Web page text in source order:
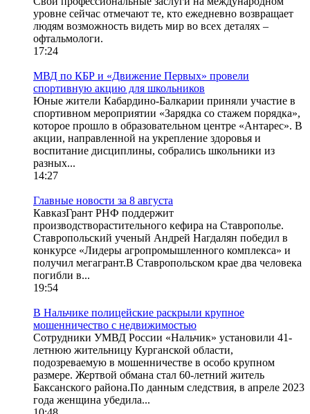
уровне сейчас отмечают те, кто ежедневно возвращает
людям возможность видеть мир во всех деталях –
офтальмологи.
17:24
МВД по КБР и «Движение Первых» провели
спортивную акцию для школьников
Юные жители Кабардино-Балкарии приняли участие в
спортивном мероприятии «Зарядка со стажем порядка»,
которое прошло в образовательном центре «Антарес». В
акции, направленной на укрепление здоровья и
воспитание дисциплины, собрались школьники из
разных...
14:27
Главные новости за 8 августа
КавказГрант РНФ поддержит
производстворастительного кефира на Ставрополье.
Ставропольский ученый Андрей Нагдалян победил в
конкурсе «Лидеры агропромышленного комплекса» и
получил мегагрант.В Ставропольском крае два человека
погибли в...
19:54
В Нальчике полицейские раскрыли крупное
мошенничество с недвижимостью
Сотрудники УМВД России «Нальчик» установили 41-
летнюю жительницу Курганской области,
подозреваемую в мошенничестве в особо крупном
размере. Жертвой обмана стал 60-летний житель
Баксанского района.По данным следствия, в апреле 2023
года женщина убедила...